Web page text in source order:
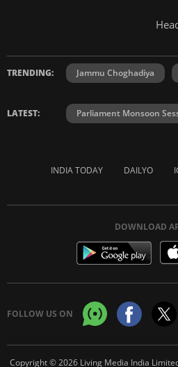
TRENDING: Jammu Choghadiya
LATEST: Parliament Monsoon
INDIA TODAY DAILYO
DOWNLOAD
FOLLOW US ON
Copyright © 2026 Living Media India